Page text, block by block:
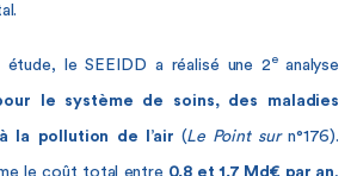
étude, le SEEIDD a réalisé une 2 e analyse
le système de soins, des maladies
la pollution de l’air(Le Point sur n°176).
le coût total entre 0,8 et 1,7 Md€ par an,